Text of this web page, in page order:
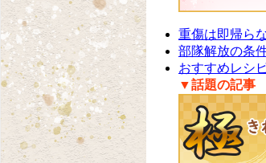
重傷は即帰ら
部隊解放の条
おすすめレシ
▼話題の記事